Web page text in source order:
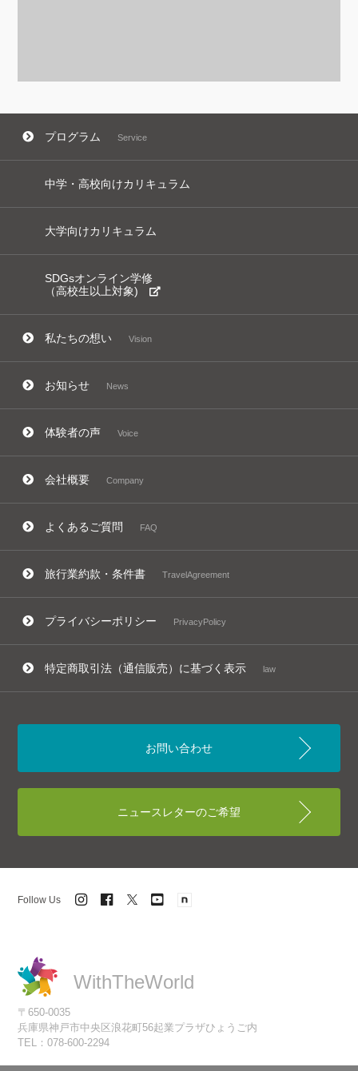
プログラム Service
中学・高校向けカリキュラム
大学向けカリキュラム
SDGsオンライン学修
（高校生以上対象)
私たちの想い Vision
お知らせ News
体験者の声 Voice
会社概要 Company
よくあるご質問 FAQ
旅行業約款・条件書 TravelAgreement
プライバシーポリシー PrivacyPolicy
特定商取引法（通信販売）に基づく表示 law
お問い合わせ
ニュースレターのご希望
Follow Us
WithTheWorld
〒650-0035
兵庫県神戸市中央区浪花町56起業プラザひょうご内
TEL：078-600-2294